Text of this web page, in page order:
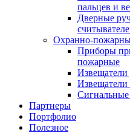
пальцев и
Дверные
Охранно-
Приборы
пожарные
Сигнальные
Партнеры
Портфолио
Полезное